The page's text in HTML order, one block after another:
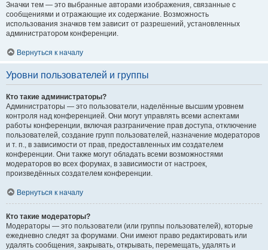
Значки тем — это выбранные авторами изображения, связанные с
сообщениями и отражающие их содержание. Возможность
использования значков тем зависит от разрешений, установленных
администратором конференции.
Вернуться к началу
Уровни пользователей и группы
Кто такие администраторы?
Администраторы — это пользователи, наделённые высшим уровнем
контроля над конференцией. Они могут управлять всеми аспектами
работы конференции, включая разграничение прав доступа, отключение
пользователей, создание групп пользователей, назначение модераторов
и т. п., в зависимости от прав, предоставленных им создателем
конференции. Они также могут обладать всеми возможностями
модераторов во всех форумах, в зависимости от настроек,
произведённых создателем конференции.
Вернуться к началу
Кто такие модераторы?
Модераторы — это пользователи (или группы пользователей), которые
ежедневно следят за форумами. Они имеют право редактировать или
удалять сообщения, закрывать, открывать, перемещать, удалять и